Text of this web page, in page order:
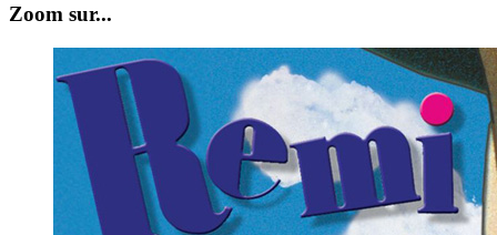
Zoom sur...